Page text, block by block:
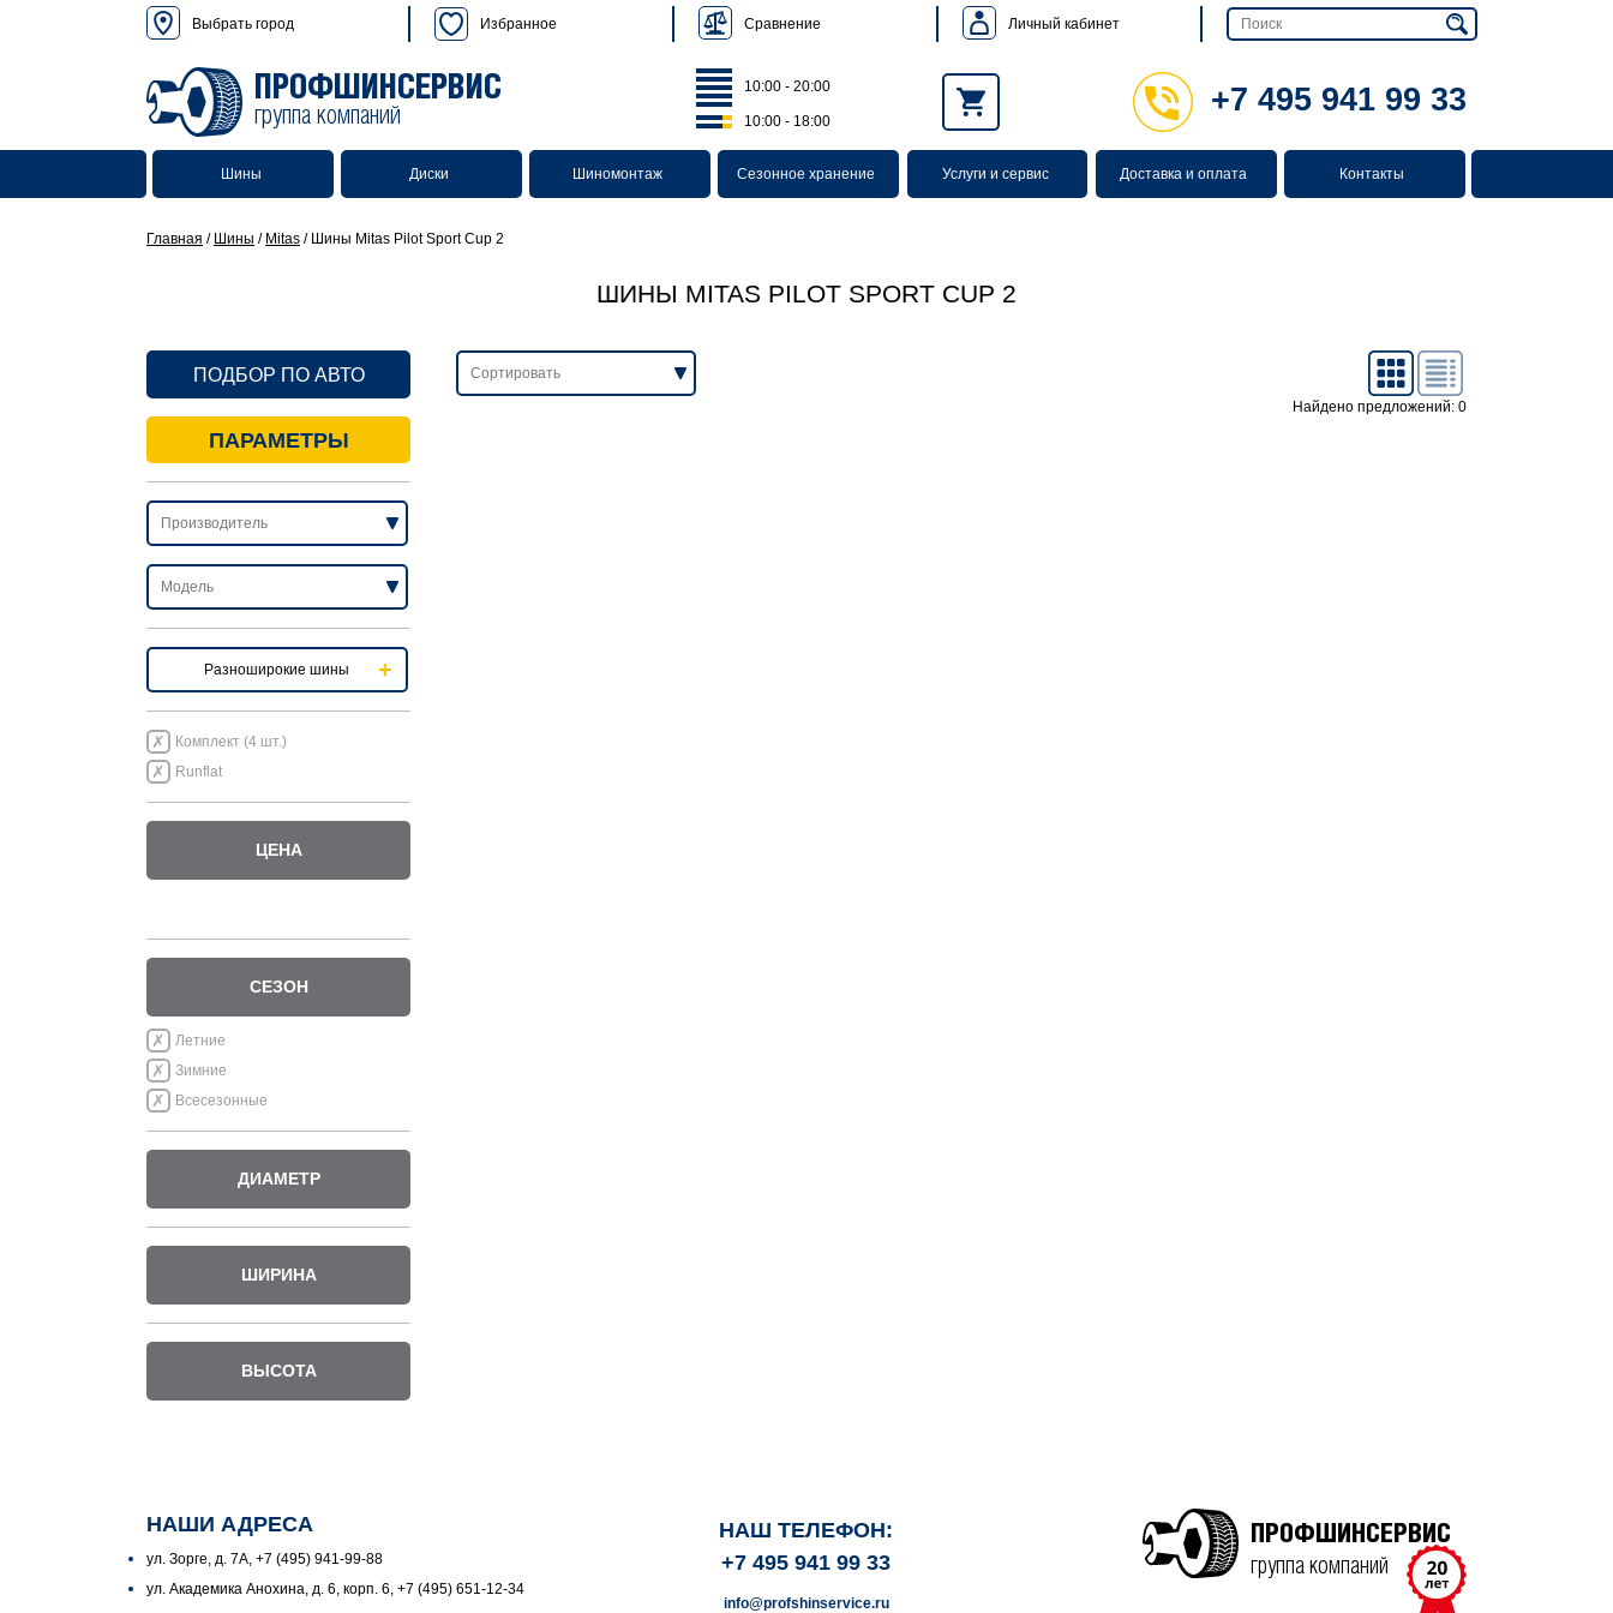
Выбрать город Избранное Сравнение Личный кабинет
ПРОФШИНСЕРВИС
группа компаний
10:00 - 20:00
10:00 - 18:00
+7 495 941 99 33
Шины Диски Шиномонтаж Сезонное хранение Услуги и сервис Доставка и оплата Контакты
Главная / Шины / Mitas / Шины Mitas Pilot Sport Cup 2
ШИНЫ MITAS PILOT SPORT CUP 2
ПОДБОР ПО АВТО
ПАРАМЕТРЫ
Разноширокие шины
Комплект (4 шт.)
Runflat
ЦЕНА
СЕЗОН
Летние
Зимние
Всесезонные
ДИАМЕТР
ШИРИНА
ВЫСОТА
Найдено предложений: 0
НАШИ АДРЕСА
ул. Зорге, д. 7А, +7 (495) 941-99-88
ул. Академика Анохина, д. 6, корп. 6, +7 (495) 651-12-34
НАШ ТЕЛЕФОН:
+7 495 941 99 33
info@profshinservice.ru
ПРОФШИНСЕРВИС
группа компаний